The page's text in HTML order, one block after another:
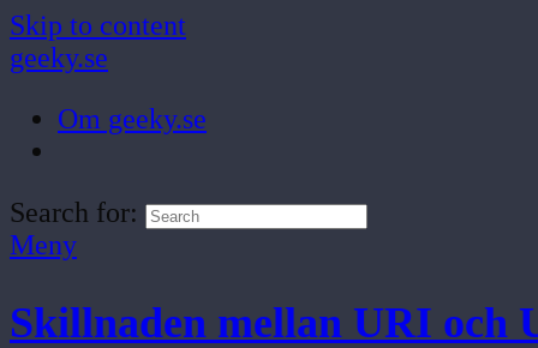
Skip to content
geeky.se
Om geeky.se
Search for:
Meny
Skillnaden mellan URI och